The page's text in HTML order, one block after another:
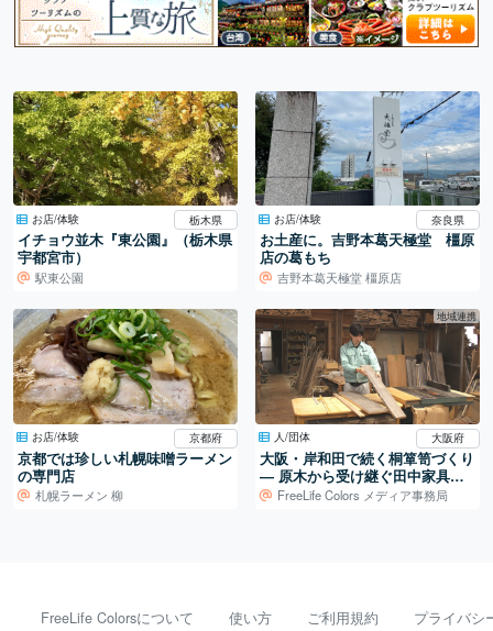
お店/体験 栃木県
イチョウ並木『東公園』（栃木県
宇都宮市）
駅東公園
お店/体験 奈良県
お土産に。吉野本葛天極堂 橿原
店の葛もち
吉野本葛天極堂 橿原店
お店/体験 京都府
京都では珍しい札幌味噌ラーメン
の専門店
札幌ラーメン 柳
地域連携
人/団体 大阪府
大阪・岸和田で続く桐箪笥づくり
― 原木から受け継ぐ田中家具製
作所の仕事
FreeLife Colors メディア事務局
FreeLife Colorsについて 使い方 ご利用規約 プライバシ